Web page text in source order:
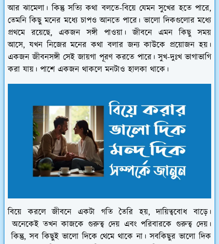
আর ঝামেলা। কিন্তু সত্যি কথা বলতে-বিয়ে যেমন সুখের হতে পারে,
তেমনি কিছু মনের মধ্যে চাপও আনতে পারে। ভালো দিকগুলোর মধ্যে
প্রথমে রয়েছে, একজন সঙ্গী পাওয়া। জীবনে এমন কিছু সময়
আসে, যখন নিজের মনের কথা বলার জন্য কাউকে প্রয়োজন হয়।
একজন জীবনসঙ্গী সেই জায়গা পূরণ করতে পারে। সুখ-দুঃখ ভাগাভাগি
করা যায়। পাশে একজন থাকলে মনটাও হালকা থাকে।
বিয়ে করলে জীবনে একটা গতি তৈরি হয়, দায়িত্ববোধ বাড়ে।
অনেকেই তখন কাজকে গুরুত্ব দেয় এবং পরিবারকে গুরুত্ব দেয়।
কিন্তু, সব কিছুই ভালো দিকে থেমে থাকে না। সবকিছুর ভালো দিক